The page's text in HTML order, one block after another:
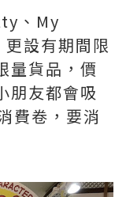
、My
設有期間限
量貨品，價
朋友都會吸
費卷，要消